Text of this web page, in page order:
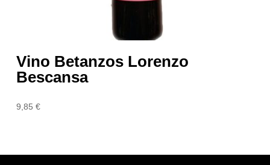
Vino Betanzos Lorenzo
Bescansa
9,85€